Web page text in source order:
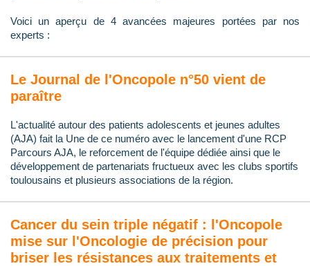
Voici un aperçu de 4 avancées majeures portées par nos
experts :
Le Journal de l'Oncopole n°50 vient de
paraître
L'actualité autour des patients adolescents et jeunes adultes
(AJA) fait la Une de ce numéro avec le lancement d'une RCP
Parcours AJA, le reforcement de l'équipe dédiée ainsi que le
développement de partenariats fructueux avec les clubs sportifs
toulousains et plusieurs associations de la région.
Cancer du sein triple négatif : l'Oncopole
mise sur l'Oncologie de précision pour
briser les résistances aux traitements et